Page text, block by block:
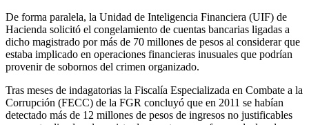
De forma paralela, la Unidad de Inteligencia Financiera (UIF) de
Hacienda solicitó el congelamiento de cuentas bancarias ligadas a
dicho magistrado por más de 70 millones de pesos al considerar que
estaba implicado en operaciones financieras inusuales que podrían
provenir de sobornos del crimen organizado.
Tras meses de indagatorias la Fiscalía Especializada en Combate a la
Corrupción (FECC) de la FGR concluyó que en 2011 se habían
detectado más de 12 millones de pesos de ingresos no justificables